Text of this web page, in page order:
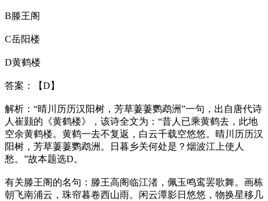
B滕王阁
C岳阳楼
D黄鹤楼
答案：【D】
解析：“晴川历历汉阳树，芳草萋萋鹦鹉洲”一句，出自唐代诗
人崔颢的《黄鹤楼》，该诗全文为：“昔人已乘黄鹤去，此地
空余黄鹤楼。黄鹤一去不复返，白云千载空悠悠。晴川历历汉
阳树，芳草萋萋鹦鹉洲。日暮乡关何处是？烟波江上使人
愁。”故本题选D。
有关滕王阁的名句：滕王高阁临江渚，佩玉鸣鸾罢歌舞。画栋
朝飞南浦云，珠帘暮卷西山雨。闲云潭影日悠悠，物换星移几